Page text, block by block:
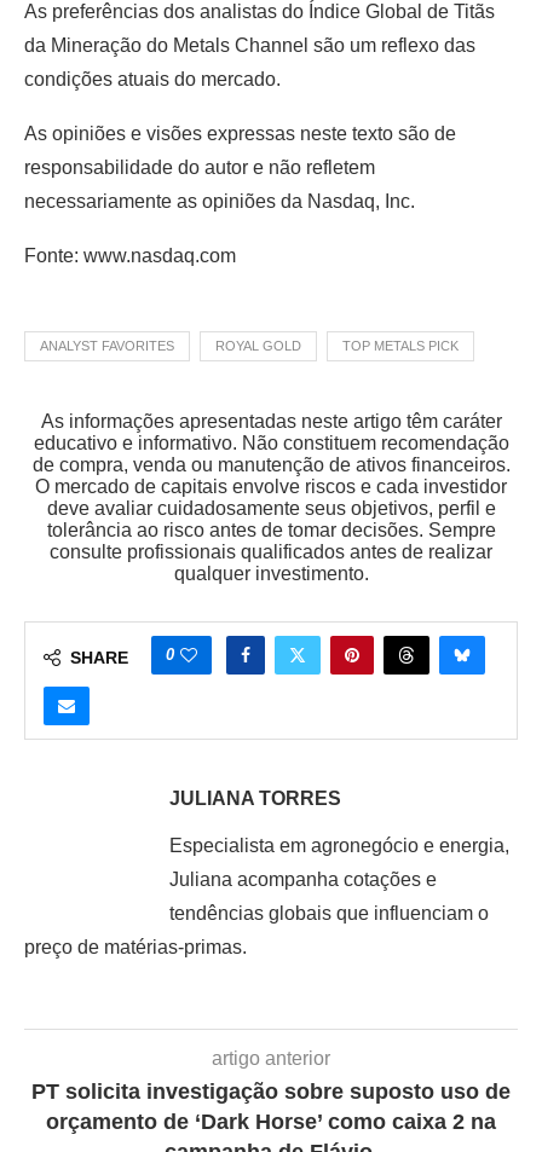
As preferências dos analistas do Índice Global de Titãs
da Mineração do Metals Channel são um reflexo das
condições atuais do mercado.
As opiniões e visões expressas neste texto são de
responsabilidade do autor e não refletem
necessariamente as opiniões da Nasdaq, Inc.
Fonte: www.nasdaq.com
ANALYST FAVORITES ROYAL GOLD TOP METALS PICK
As informações apresentadas neste artigo têm caráter
educativo e informativo. Não constituem recomendação
de compra, venda ou manutenção de ativos financeiros.
O mercado de capitais envolve riscos e cada investidor
deve avaliar cuidadosamente seus objetivos, perfil e
tolerância ao risco antes de tomar decisões. Sempre
consulte profissionais qualificados antes de realizar
qualquer investimento.
SHARE 0
JULIANA TORRES
Especialista em agronegócio e energia,
Juliana acompanha cotações e
tendências globais que influenciam o
preço de matérias-primas.
artigo anterior
PT solicita investigação sobre suposto uso de
orçamento de ‘Dark Horse’ como caixa 2 na